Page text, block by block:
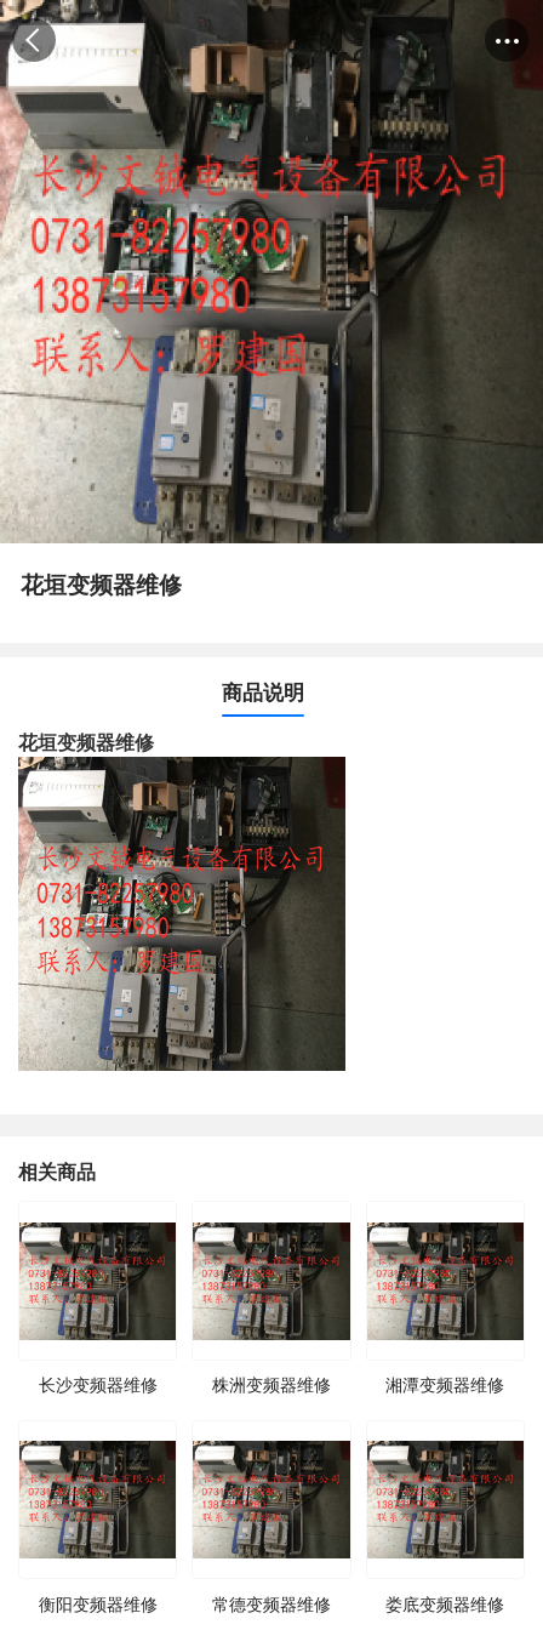
花垣变频器维修
商品说明
花垣变频器维修
相关商品
长沙变频器维修 株洲变频器维修 湘潭变频器维修
衡阳变频器维修 常德变频器维修 娄底变频器维修